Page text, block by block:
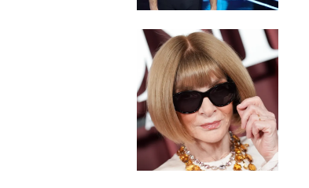
PRINCIPATO
DI
MONACO
RMC
CONSIGLIA